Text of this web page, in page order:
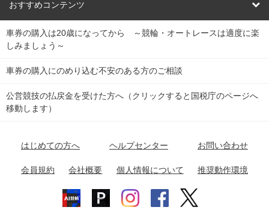
競輪くじ
Dokanto!
チャリロトプラザ
レース結果
キャリーオーバー一覧
北日本 函館競輪場
関
東
弥彦競輪場 前橋競輪場 取手競輪場 宇都宮競輪場
関
東
小田原競輪場
名古屋競輪場 岐阜競輪場 大垣競輪場 豊橋競輪場
富山競輪場 松阪競輪場 四日市競輪場
福井競輪場 奈良競輪場 向日町競輪場
おすすめコンテンツ
競輪選手情報
Perfecta Navi
netkeirin
車券の購入は20歳になってから ～競輪・オートレースは適度に楽
しみましょう～
車券の購入にのめり込む不安のある方のご相談
公営競技の払戻金を受けた方へ（クリックすると国税庁のページへ
移動します）
はじめての方へ ヘルプセンター お問い合わせ
会員規約 会社概要 個人情報について 推奨動作環境